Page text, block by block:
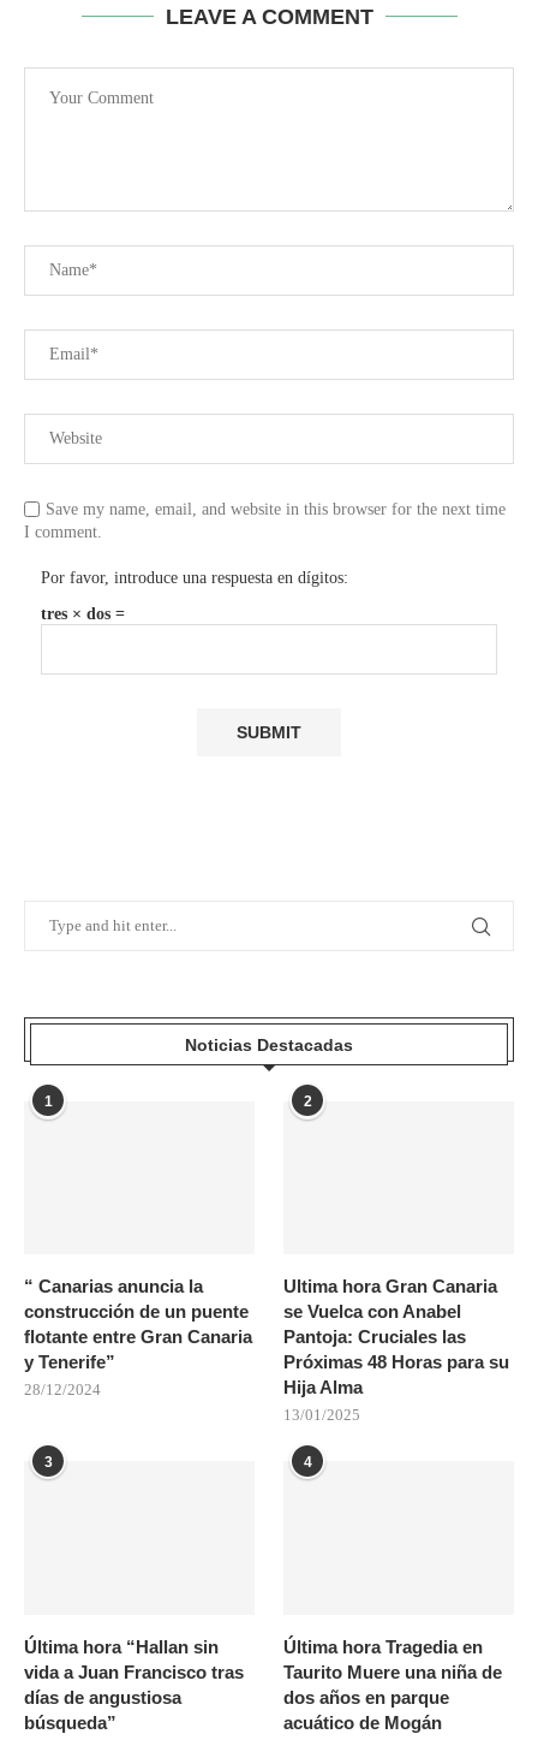
LEAVE A COMMENT
Save my name, email, and website in this browser for the next time
I comment.
Por favor, introduce una respuesta en dígitos:
tres × dos =
Noticias Destacadas
1
“ Canarias anuncia la
construcción de un puente
flotante entre Gran Canaria
y Tenerife”
28/12/2024
2
Ultima hora Gran Canaria
se Vuelca con Anabel
Pantoja: Cruciales las
Próximas 48 Horas para su
Hija Alma
13/01/2025
3
Última hora “Hallan sin
vida a Juan Francisco tras
días de angustiosa
búsqueda”
4
Última hora Tragedia en
Taurito Muere una niña de
dos años en parque
acuático de Mogán